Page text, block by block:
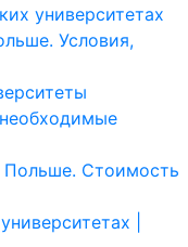
университетах
Условия,
Польше. Стоимость
|